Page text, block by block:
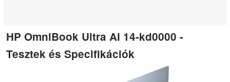
HP OmniBook Ultra AI 14-kd0000 -
Tesztek és Specifikációk